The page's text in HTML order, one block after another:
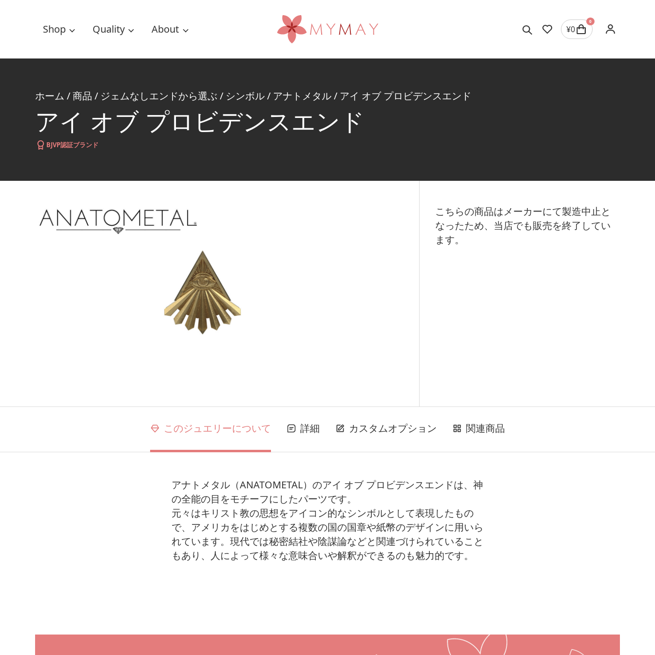
Shop Quality About ¥0
0
ホーム /商品 / ジェムなしエンドから選ぶ / シンボル/ アナトメタル/ アイ オブ プロビデンスエンド
アイ オブ プロビデンスエンド
BJVP認証ブランド
こちらの商品はメーカーにて製造中止と
なったため、当店でも販売を終了してい
ます。
このジュエリーについて 詳細 カスタムオプション 関連商品
アナトメタル（ANATOMETAL）のアイ オブ プロビデンスエンドは、神
の全能の目をモチーフにしたパーツです。
元々はキリスト教の思想をアイコン的なシンボルとして表現したもの
で、アメリカをはじめとする複数の国の国章や紙幣のデザインに用いら
れています。現代では秘密結社や陰謀論などと関連づけられていること
もあり、人によって様々な意味合いや解釈ができるのも魅力的です。